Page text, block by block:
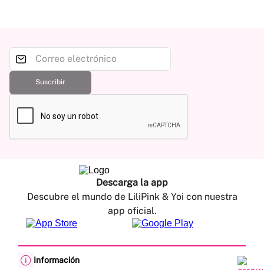
Suscribir
Descarga la app
Descubre el mundo de LiliPink & Yoi con nuestra
app oficial.
Información